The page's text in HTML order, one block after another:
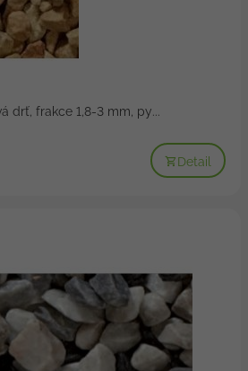
drť, frakce 1,8-3 mm, py...
Detail